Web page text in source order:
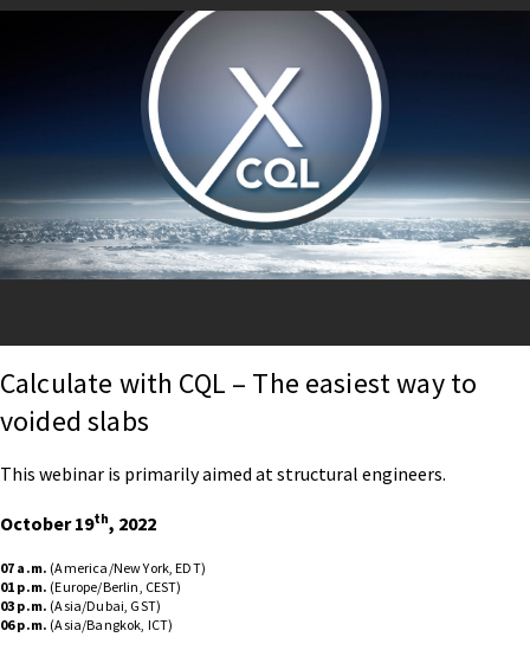
Calculate with CQL – The easiest way to
voided slabs
This webinar is primarily aimed at structural engineers.
October 19th, 2022
07 a.m. (America/New York, EDT)
01 p.m. (Europe/Berlin, CEST)
03 p.m. (Asia/Dubai, GST)
06 p.m. (Asia/Bangkok, ICT)